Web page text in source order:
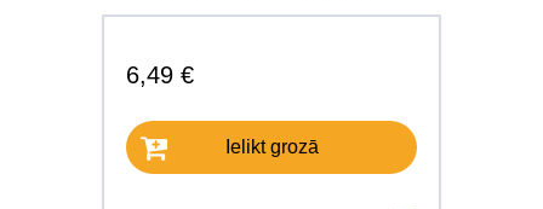
6,49 €
Ielikt grozā